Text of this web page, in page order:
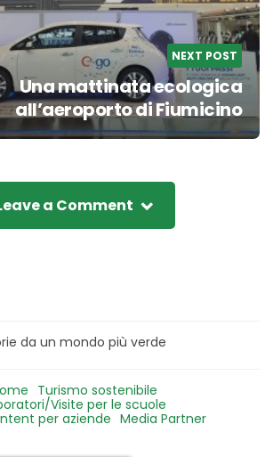
NEXT POST
Una mattinata ecologica
all’aeroporto di Fiumicino
a Comment
da un mondo più verde
Turismo sostenibile
Visite per le scuole
per aziende Media Partner